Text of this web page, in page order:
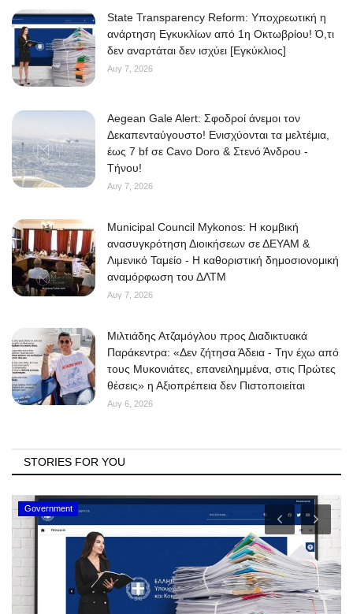
State Transparency Reform: Υποχρεωτική η
ανάρτηση Εγκυκλίων από 1η Οκτωβρίου! Ό,τι
δεν αναρτάται δεν ισχύει [Εγκύκλιος]
Αυγ 7, 2026
Aegean Gale Alert: Σφοδροί άνεμοι τον
Δεκαπενταύγουστο! Ενισχύονται τα μελτέμια,
έως 7 bf σε Cavo Doro & Στενό Άνδρου -
Τήνου!
Αυγ 7, 2026
Municipal Council Mykonos: Η κομβική
ανασυγκρότηση Διοικήσεων σε ΔΕΥΑΜ &
Λιμενικό Ταμείο - Η καθοριστική δημοσιονομική
αναμόρφωση του ΔΛΤΜ
Αυγ 7, 2026
Μιλτιάδης Ατζαμόγλου προς Διαδικτυακά
Παράκεντρα: «Δεν ζήτησα Άδεια - Την έχω από
τους Μυκονιάτες, επανειλημμένα, στις Πρώτες
θέσεις» η Αξιοπρέπεια δεν Πιστοποιείται
Αυγ 6, 2026
STORIES FOR YOU
Government